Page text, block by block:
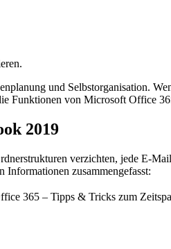
und Selbstorganisation.
Funktionen von Microsoft Office
2019
verzichten, jede E-
zusammengefasst:
365 – Tipps & Tricks zum